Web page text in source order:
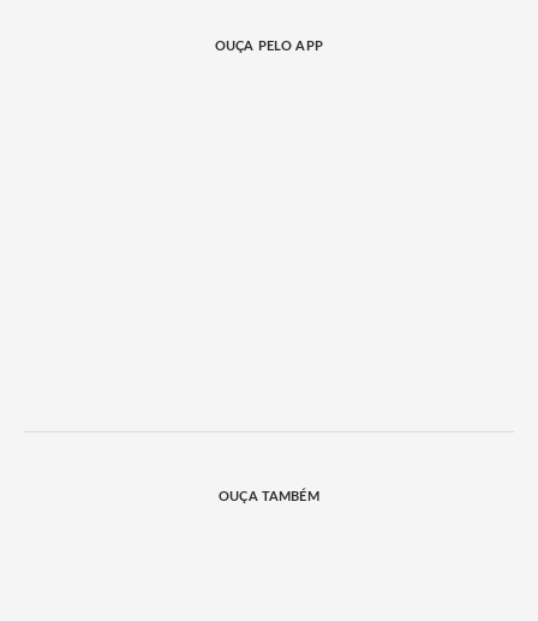
OUÇA PELO APP
OUÇA TAMBÉM